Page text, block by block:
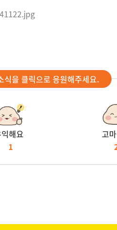
식을 클릭으로 응원해주세요.
해요
1
고